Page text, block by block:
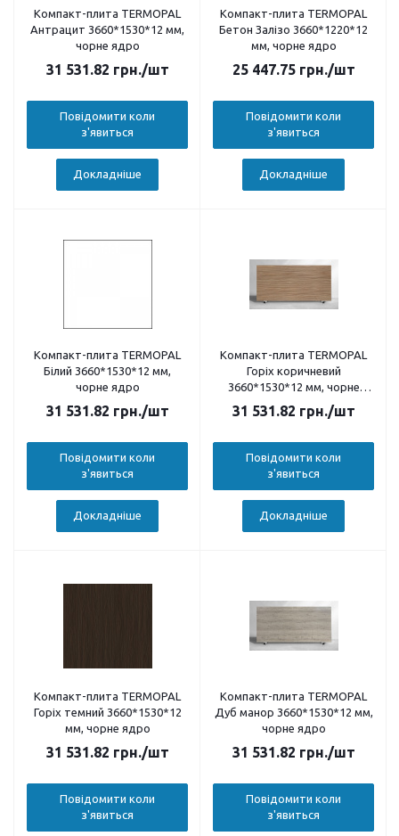
Компакт-плита TERMOPAL
Антрацит 3660*1530*12 мм,
чорне ядро
31 531.82 грн./шт
Повідомити коли
з'явиться
Докладніше
Компакт-плита TERMOPAL
Бетон Залізо 3660*1220*12
мм, чорне ядро
25 447.75грн./шт
Повідомити коли
з'явиться
Докладніше
Компакт-плита TERMOPAL
Білий 3660*1530*12 мм,
чорне ядро
31 531.82 грн./шт
Повідомити коли
з'явиться
Докладніше
Компакт-плита TERMOPAL
Горіх коричневий
3660*1530*12 мм, чорне
ядро
31 531.82 грн./шт
Повідомити коли
з'явиться
Докладніше
Компакт-плита TERMOPAL
Горіх темний 3660*1530*12
мм, чорне ядро
31 531.82 грн./шт
Повідомити коли
з'явиться
Компакт-плита TERMOPAL
Дуб манор 3660*1530*12 мм,
чорне ядро
31 531.82 грн./шт
Повідомити коли
з'явиться